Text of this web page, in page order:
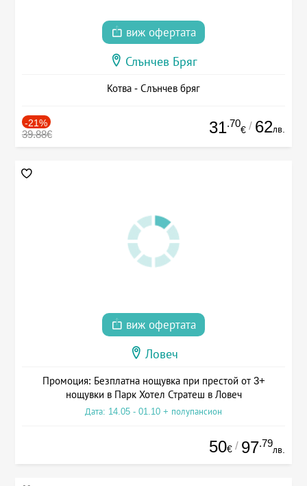
виж офертата
Слънчев Бряг
Котва - Слънчев бряг
-21%
39.88€ 31.70
€ / 62лв.
виж офертата
Ловеч
Промоция: Безплатна нощувка при престой от 3+
нощувки в Парк Хотел Стратеш в Ловеч
Дата: 14.05 - 01.10 + полупансион
50€ / 97.79
лв.